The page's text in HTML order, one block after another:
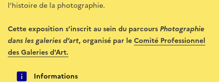
l'histoire de la photographie.
Cette exposition s’inscrit au sein du parcoursPhotographie
dans les galeries d’art, organisé par leComité Professionnel
des Galeries d'Art.
Informations